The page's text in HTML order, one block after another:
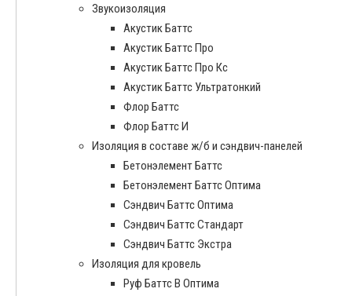
Звукоизоляция
Акустик Баттс
Акустик Баттс Про
Акустик Баттс Про Кс
Акустик Баттс Ультратонкий
Флор Баттс
Флор Баттс И
Изоляция в составе ж/б и сэндвич-панелей
Бетонэлемент Баттс
Бетонэлемент Баттс Оптима
Сэндвич Баттс Оптима
Сэндвич Баттс Стандарт
Сэндвич Баттс Экстра
Изоляция для кровель
Руф Баттс В Оптима